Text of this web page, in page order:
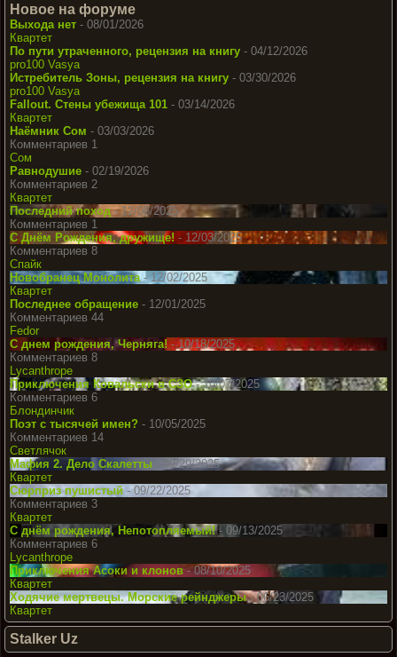
Новое на форуме
Выхода нет - 08/01/2026
Квартет
По пути утраченного, рецензия на книгу - 04/12/2026
pro100 Vasya
Истребитель Зоны, рецензия на книгу - 03/30/2026
pro100 Vasya
Fallout. Стены убежища 101 - 03/14/2026
Квартет
Наёмник Сом - 03/03/2026
Комментариев 1
Сом
Равнодушие - 02/19/2026
Комментариев 2
Квартет
Последний поход- 12/08/2025
Комментариев 1
С Днём Рождения, дружище! - 12/03/2025
Комментариев 8
Спайк
Новобранец Монолита - 12/02/2025
Квартет
Последнее обращение - 12/01/2025
Комментариев 44
Fedor
С днем рождения, Черняга!- 10/18/2025
Комментариев 8
Lycanthrope
Приключения Ковальски в СЗО- 10/07/2025
Комментариев 6
Блондинчик
Поэт с тысячей имен? - 10/05/2025
Комментариев 14
Светлячок
Мафия 2. Дело Скалетты
- 09/29/2025
Квартет
Сюрприз пушистый - 09/22/2025
Комментариев 3
Квартет
С днём рождения, Непотопляемый!- 09/13/2025
Комментариев 6
Lycanthrope
Приключения Асоки и клонов- 08/10/2025
Квартет
Ходячие мертвецы. Морские рейнджеры- 06/23/2025
Квартет
Stalker Uz